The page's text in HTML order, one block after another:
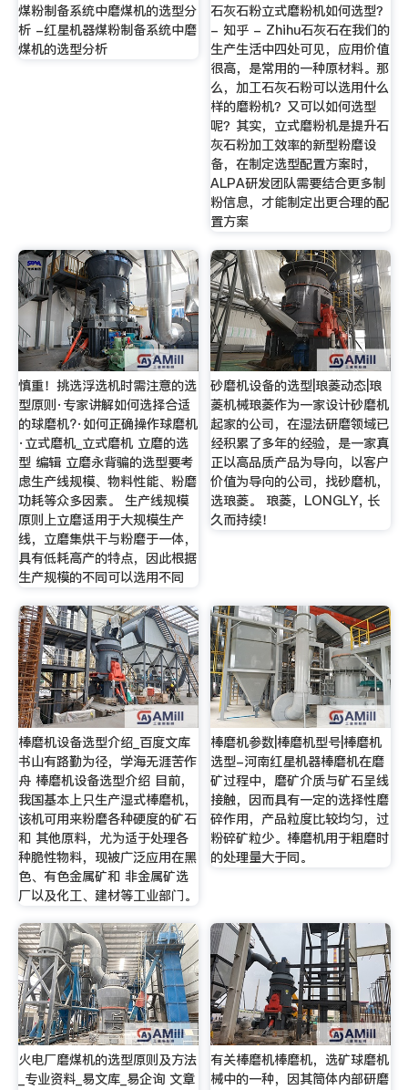
煤粉制备系统中磨煤机的选型分
析 -红星机器煤粉制备系统中磨
煤机的选型分析
石灰石粉立式磨粉机如何选型？
- 知乎 - Zhihu石灰石在我们的
生产生活中四处可见，应用价值
很高，是常用的一种原材料。那
么，加工石灰石粉可以选用什么
样的磨粉机？又可以如何选型
呢？其实，立式磨粉机是提升石
灰石粉加工效率的新型粉磨设
备，在制定选型配置方案时，
ALPA研发团队需要结合更多制
粉信息，才能制定出更合理的配
置方案
慎重！挑选浮选机时需注意的选
型原则·专家讲解如何选择合适
的球磨机?·如何正确操作球磨机
·立式磨机_立式磨机 立磨的选
型 编辑 立磨永背骗的选型要考
虑生产线规模、物料性能、粉磨
功耗等众多因素。 生产线规模
原则上立磨适用于大规模生产
线，立磨集烘干与粉磨于一体，
具有低耗高产的特点，因此根据
生产规模的不同可以选用不同
砂磨机设备的选型|琅菱动态|琅
菱机械琅菱作为一家设计砂磨机
起家的公司，在湿法研磨领域已
经积累了多年的经验，是一家真
正以高品质产品为导向，以客户
价值为导向的公司，找砂磨机，
选琅菱。 琅菱，LONGLY, 长
久而持续！
棒磨机设备选型介绍_百度文库
书山有路勤为径，学海无涯苦作
舟 棒磨机设备选型介绍 目前，
我国基本上只生产湿式棒磨机，
该机可用来粉磨各种硬度的矿石
和 其他原料，尤为适于处理各
种脆性物料，现被广泛应用在黑
色、有色金属矿和 非金属矿选
厂以及化工、建材等工业部门。
棒磨机参数|棒磨机型号|棒磨机
选型-河南红星机器棒磨机在磨
矿过程中，磨矿介质与矿石呈线
接触，因而具有一定的选择性磨
碎作用，产品粒度比较均匀，过
粉碎矿粒少。棒磨机用于粗磨时
的处理量大于同。
火电厂磨煤机的选型原则及方法
_专业资料_易文库_易企询 文章
有关棒磨机棒磨机，选矿球磨机
械中的一种，因其筒体内部研磨